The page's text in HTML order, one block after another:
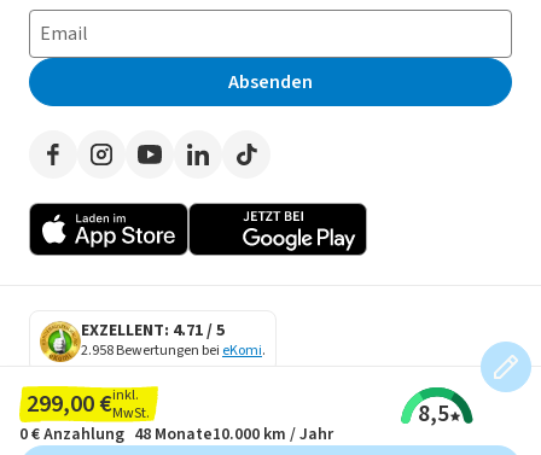
299,00 €inkl.
MwSt.
8,5
0 €Anzahlung 48 Monate10.000 km / Jahr
Impressum
Erklärung zur Barrierefreiheit
Presse
Häufig gestellte Fragen
Leasing-Lexikon
Auto-Tests
Werben auf LeasingMarkt.de
Privatleasing
Leasing-Vergleiche
Herstellerverzeichnis
Händlerverzeichnis
Absenden
EXZELLENT: 4.71 / 5
2.958 Bewertungen bei eKomi.
SECURE DATA
SSL Encryption